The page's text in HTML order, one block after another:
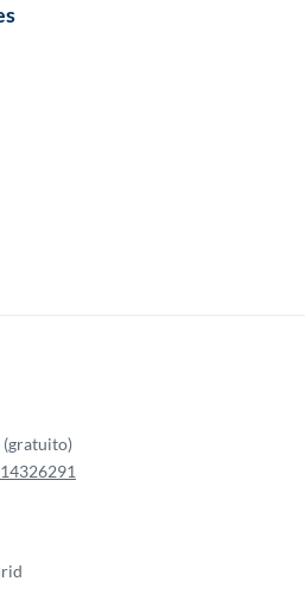
(gratuito)